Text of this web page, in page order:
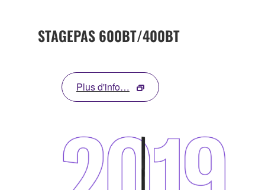
STAGEPAS 600BT/400BT
Plus d'info…